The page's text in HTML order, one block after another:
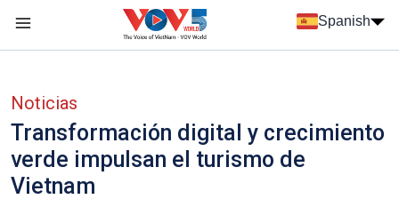
Spanish
Noticias
Transformación digital y crecimiento
verde impulsan el turismo de
Vietnam